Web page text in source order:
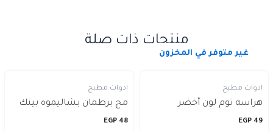
منتجات ذات صلة
غير متوفر في المخزون
ادوات مطبخ
هراسه توم لون أخضر
49
EGP
ادوات مطبخ
مج برطمان بشاليموه بينك
48
EGP